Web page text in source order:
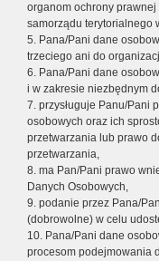
organom ochrony
samorządu terytorialnego
5. Pana/Pani dane
trzeciego ani do
6. Pana/Pani dane
i w zakresie niezbędnym
7. przysługuje Panu/Pani
osobowych oraz ich
przetwarzania lub prawo
przetwarzania,
8. ma Pan/Pani prawo
Danych Osobowych,
9. podanie przez Pana/
(dobrowolne) w celu
10. Pana/Pani dane
procesom podejmowania